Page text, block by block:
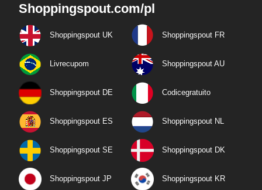
Shoppingspout.com/pl
Shoppingspout UK Shoppingspout FR
Livrecupom Shoppingspout AU
Shoppingspout DE Codicegratuito
Shoppingspout ES Shoppingspout NL
Shoppingspout SE Shoppingspout DK
Shoppingspout JP Shoppingspout KR